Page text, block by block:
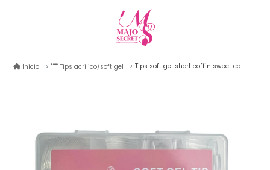
Inicio Tips acrilico/soft gel Tips soft gel short coffin sweet color 240unid